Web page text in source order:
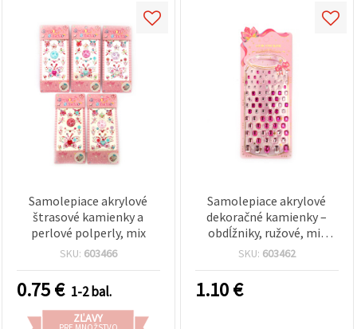
Samolepiace akrylové
štrasové kamienky a
perlové polperly, mix
SKU: 603466
0.75€ 1-2 bal.
ZĽAVY
Samolepiace akrylové
dekoračné kamienky –
obdĺžniky, ružové, mix
veľkostí 4x6 mm až 10x14
SKU: 603462
1.10€